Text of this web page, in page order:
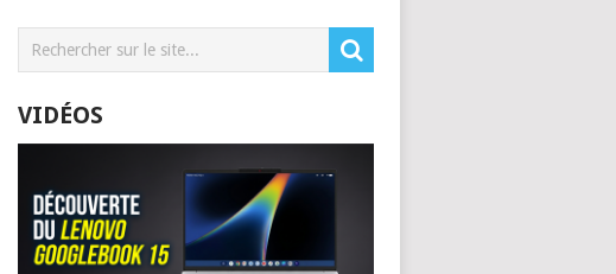
VIDÉOS